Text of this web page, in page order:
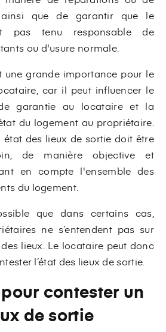
que de garantir que le
pas tenu responsable de
ou d'usure normale.
une grande importance pour le
car il peut influencer le
garantie au locataire et la
du logement au propriétaire.
état des lieux de sortie doit être
de manière objective et
en compte l'ensemble des
du logement.
que dans certains cas,
ne s’entendent pas sur
des lieux. Le locataire peut donc
l’état des lieux de sortie.
contester un
de sortie